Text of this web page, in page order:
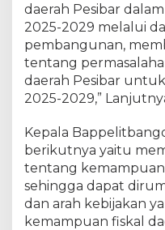
daerah Pesibar
2025-2029 melalui
pembangunan,
tentang
daerah Pesibar
2025-2029,”
Kepala
berikutnya yaitu
tentang
sehingga dapat
dan arah kebijakan
kemampuan fiskal